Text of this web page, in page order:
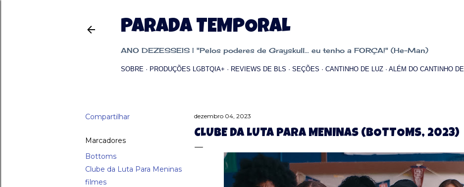
PARADA TEMPORAL
ANO DEZESSEIS | "Pelos poderes de Grayskull... eu tenho a FORÇA!" (He-Man)
SOBRE PRODUÇÕES LGBTQIA+ REVIEWS DE BLS SEÇÕES CANTINHO DE LUZ ALÉM DO CANTINHO
Compartilhar
Marcadores
Bottoms
Clube da Luta Para Meninas
filmes
dezembro 04, 2023
CLUBE DA LUTA PARA MENINAS (BOTTOMS, 2023)